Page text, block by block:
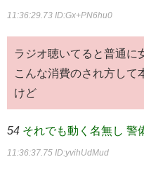
11:36:29.73 ID:Gx+PN6hu0
ラジオ聴いてると普通に
こんな消費のされ方して
けど
54 それでも動く名無し 警
11:36:37.75 ID:yvihUdMud